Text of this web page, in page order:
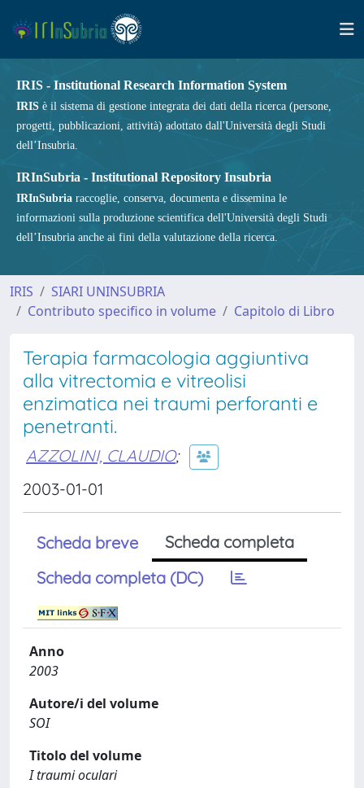
IRIS - Institutional Research Information System
IRIS è il sistema di gestione integrata dei dati della ricerca (persone,
progetti, pubblicazioni, attività) adottato dall'Università degli Studi
dell’Insubria.
IRInSubria - Institutional Repository Insubria
IRInSubria raccoglie, conserva, documenta e dissemina le
informazioni sulla produzione scientifica dell'Università degli Studi
dell’Insubria anche ai fini della valutazione della ricerca.
IRIS
SIARI UNINSUBRIA
Contributo specifico in volume
Capitolo di Libro
Terapia farmacologia aggiuntiva
alla vitrectomia e vitreolisi
enzimatica nei traumi perforanti e
penetranti.
AZZOLINI, CLAUDIO;
2003-01-01
Scheda breve
Scheda completa
Scheda completa (DC)
Anno
2003
Autore/i del volume
SOI
Titolo del volume
I traumi oculari